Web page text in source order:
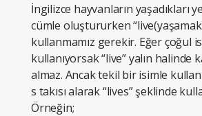
İngilizce hayvanların yaşadıkları
cümle oluştururken
kullanmamız gerekir. Eğer çoğul
kullanıyorsak “live” yalın halinde
almaz. Ancak tekil bir isimle
s takısı alarak “lives” şeklinde
Örneğin;